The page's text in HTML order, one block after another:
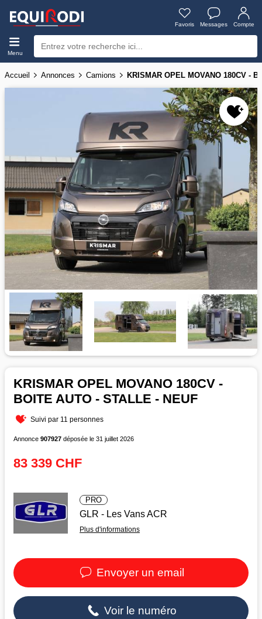
Favoris Messages Compte
Menu
Accueil Annonces Camions KRISMAR OPEL MOVANO 180CV -
KRISMAR OPEL MOVANO 180CV -
BOITE AUTO - STALLE - NEUF
Suivi par 11 personnes
Annonce 907927 déposée le 31 juillet 2026
83 339 CHF
PRO
GLR - Les Vans ACR
Plus d'informations
Envoyer un email
Voir le numéro